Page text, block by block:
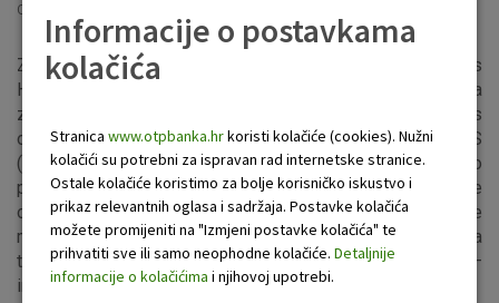
Objavljeno: 19.5.2021
Zbog sigurnosnog unaprjeđenja aplikacije OTP m-business
HR počevši od 24. svibnja 2021. minimalna potrebna verzija
za nastavak korištenja usluge za mobilne telefone s
operativnim sustavom Android bit će 1.2.0, a za iOS
(iPhone) telefone 3.1.0. Molimo vas da pravovremeno
provjerite koju verziju aplikacije koristite kako biste
osigurali nesmetani kontinuitet korištenja. Verziju aplikacije
možete provjeriti u glavnom zaslonu aplikacije > izbornička
traka > opcija „Informacije i pomoć“ > „Mobilno bankarstvo –
info“.
Informacije o postavkama
kolačića
Stranica www.otpbanka.hrkoristi kolačiće (cookies). Nužni
kolačići su potrebni za ispravan rad internetske stranice.
Ostale kolačiće koristimo za bolje korisničko iskustvo i
prikaz relevantnih oglasa i sadržaja. Postavke kolačića
možete promijeniti na "Izmjeni postavke kolačića" te
prihvatiti sve ili samo neophodne kolačiće. Detaljnije
informacije o kolačićima i njihovoj upotrebi.